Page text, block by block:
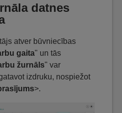
datnes
atver būvniecības
gaita" un tās
žurnāls" var
izdruku, nospiežot
>.